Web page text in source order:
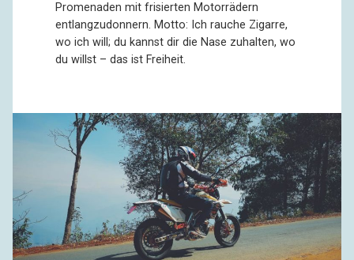
Promenaden mit frisierten Motorrädern
entlangzudonnern. Motto: Ich rauche Zigarre,
wo ich will; du kannst dir die Nase zuhalten, wo
du willst – das ist Freiheit.